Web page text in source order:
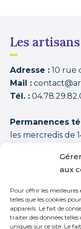
aux
Pour offrir les meilleures
telles que les cookies
appareils. Le fait de
traiter des données
uniques sur ce site. Le
Les
Adresse : 10 rue
Mail :
Tél. :
Permanences
les mercredis de
1350
+ journées